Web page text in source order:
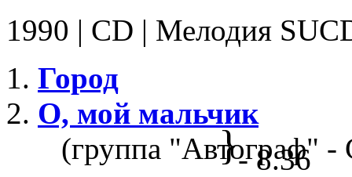
1990 | CD | Мелодия
Город
О, мой мальчик
(группа "Автограф"
}- 8.36